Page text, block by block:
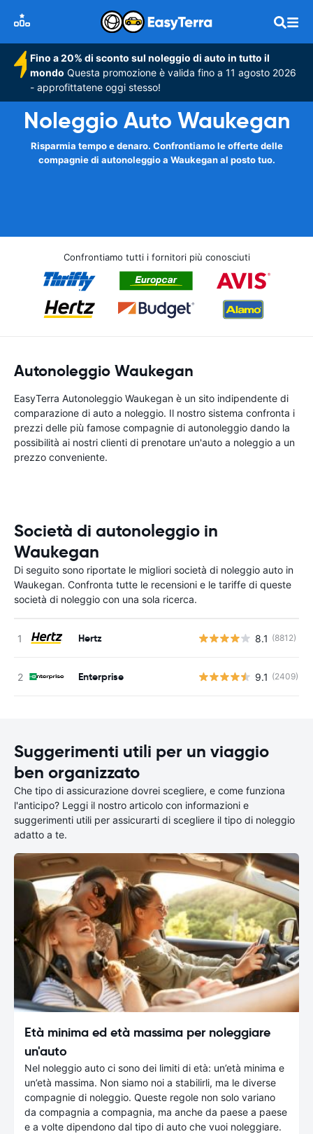
Fino a 20% di sconto sul noleggio di auto in tutto il
mondo Questa promozione è valida fino a 11 agosto 2026
- approfittatene oggi stesso!
Noleggio Auto Waukegan
Risparmia tempo e denaro. Confrontiamo le offerte delle
compagnie di autonoleggio a Waukegan al posto tuo.
Confrontiamo tutti i fornitori più conosciuti
Autonoleggio Waukegan
EasyTerra Autonoleggio Waukegan è un sito indipendente di
comparazione di auto a noleggio. Il nostro sistema confronta i
prezzi delle più famose compagnie di autonoleggio dando la
possibilità ai nostri clienti di prenotare un'auto a noleggio a un
prezzo conveniente.
Società di autonoleggio in
Waukegan
Di seguito sono riportate le migliori società di noleggio auto in
Waukegan. Confronta tutte le recensioni e le tariffe di queste
società di noleggio con una sola ricerca.
Hertz 8.1 (8812)
Enterprise 9.1 (2409)
Suggerimenti utili per un viaggio
ben organizzato
Che tipo di assicurazione dovrei scegliere, e come funziona
l'anticipo? Leggi il nostro articolo con informazioni e
suggerimenti utili per assicurarti di scegliere il tipo di noleggio
adatto a te.
Età minima ed età massima per noleggiare
un'auto
Nel noleggio auto ci sono dei limiti di età: un’età minima e
un’età massima. Non siamo noi a stabilirli, ma le diverse
compagnie di noleggio. Queste regole non solo variano
da compagnia a compagnia, ma anche da paese a paese
e a volte dipendono dal tipo di auto che vuoi noleggiare.